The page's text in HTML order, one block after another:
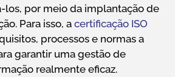
los, por meio da implantação de
Para isso, a certificação ISO
processos e normas a
garantir uma gestão de
realmente eficaz.